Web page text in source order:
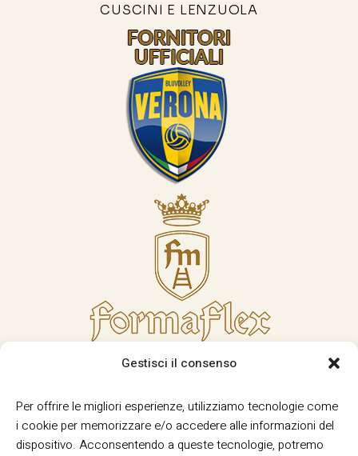
Gestisci il consenso
Per offrire le migliori esperienze, utilizziamo tecnologie come
i cookie per memorizzare e/o accedere alle informazioni del
dispositivo. Acconsentendo a queste tecnologie, potremo
CUSCINI E LENZUOLA